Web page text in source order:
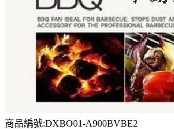
商品編號:DXBO01-A900BVBE2